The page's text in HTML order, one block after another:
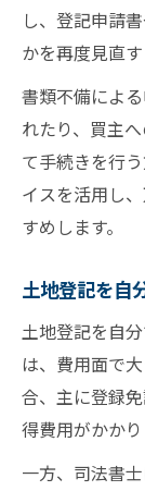
し、登記申請
かを再度見直す
書類不備によ
れたり、買主
て手続きを行
イスを活用し
すめします。
土地登記を自
土地登記を自
は、費用面で
合、主に登録
得費用がかか
一方、司法書